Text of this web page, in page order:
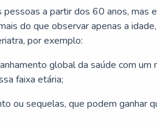
a partir dos 60 anos, mas
do que observar apenas a
por exemplo:
global da saúde com um
faixa etária;
ou sequelas, que podem ganhar